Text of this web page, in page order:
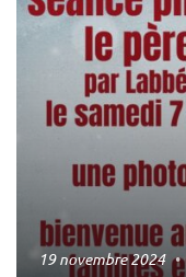
19 novembre 2024